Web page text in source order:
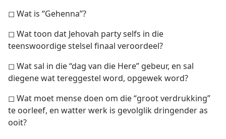
◻ Wat is “Gehenna”?
◻ Wat toon dat Jehovah party selfs in die
teenswoordige stelsel finaal veroordeel?
◻ Wat sal in die “dag van die Here” gebeur, en sal
diegene wat tereggestel word, opgewek word?
◻ Wat moet mense doen om die “groot verdrukking”
te oorleef, en watter werk is gevolglik dringender as
ooit?